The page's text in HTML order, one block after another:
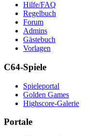
Hilfe/FAQ
Regelbuch
Forum
Admins
Gästebuch
Vorlagen
C64-Spiele
Spieleportal
Golden Games
Highscore-Galerie
Portale